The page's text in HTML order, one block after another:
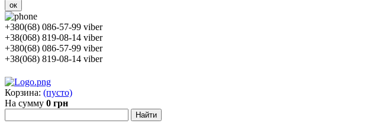
ок
+380(68) 086-57-99 viber
+38(068) 819-08-14 viber
+380(68) 086-57-99 viber
+38(068) 819-08-14 viber
Корзина: (пусто)
На сумму 0 грн